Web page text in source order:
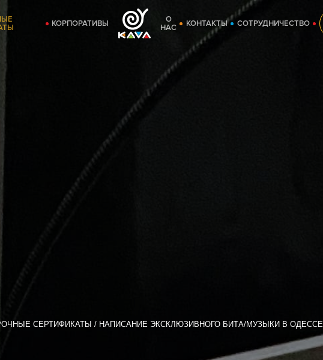
КОРПОРАТИВЫ
О
НАС
КОНТАКТЫ СОТРУДНИЧЕСТВО
СЕРТИФИКАТЫ НАПИСАНИЕ ЭКСКЛЮЗИВНОГО БИТА/МУЗЫКИ В ОДЕССЕ